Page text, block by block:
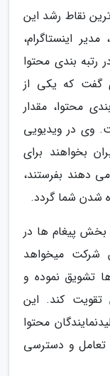
نقاط رشد این
اینستاگرام،
بندی محتوا
گفت که یکی از
محتوا، مقدار
وی در ویدیویی
بخواهند برای
دهند بفرستند،
شدن شما گردد.
بخش پیغام ها در
شرکت میخواهد
ها تشویق نموده و
تقویت کند. این
محتوا
تعامل و دسترسی